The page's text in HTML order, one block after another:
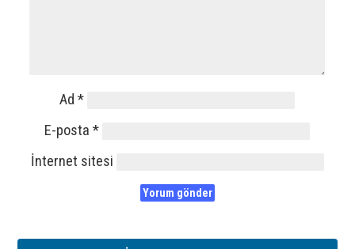
Ad*
E-posta*
İnternet sitesi